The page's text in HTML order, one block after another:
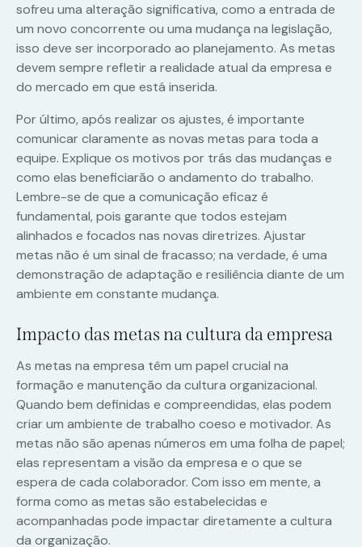
sofreu uma alteração significativa, como a entrada de
um novo concorrente ou uma mudança na legislação,
isso deve ser incorporado ao planejamento. As metas
devem sempre refletir a realidade atual da empresa e
do mercado em que está inserida.
Por último, após realizar os ajustes, é importante
comunicar claramente as novas metas para toda a
equipe. Explique os motivos por trás das mudanças e
como elas beneficiarão o andamento do trabalho.
Lembre-se de que a comunicação eficaz é
fundamental, pois garante que todos estejam
alinhados e focados nas novas diretrizes. Ajustar
metas não é um sinal de fracasso; na verdade, é uma
demonstração de adaptação e resiliência diante de um
ambiente em constante mudança.
Impacto das metas na cultura da empresa
As metas na empresa têm um papel crucial na
formação e manutenção da cultura organizacional.
Quando bem definidas e compreendidas, elas podem
criar um ambiente de trabalho coeso e motivador. As
metas não são apenas números em uma folha de papel;
elas representam a visão da empresa e o que se
espera de cada colaborador. Com isso em mente, a
forma como as metas são estabelecidas e
acompanhadas pode impactar diretamente a cultura
da organização.